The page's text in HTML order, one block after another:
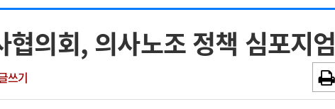
법적고지 광고안내
집
~2026-08-15
~2026-08-31
채용
의회, 의사노조 정책 심포지엄
쓰기